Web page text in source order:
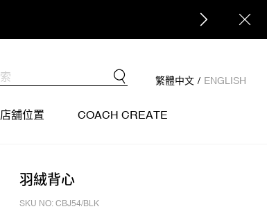
繁體中文 / ENGLISH
店舖位置 COACH CREATE
羽絨背心
SKU NO: CBJ54/BLK